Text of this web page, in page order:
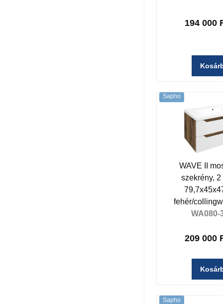
194 000
Sapho
WAVE II
szekrény, 2
fehér/
WA080-
209 000
Sapho